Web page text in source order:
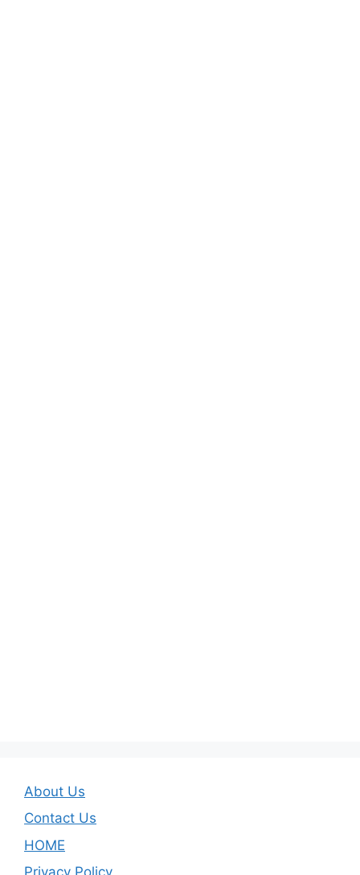
About Us
Contact Us
HOME